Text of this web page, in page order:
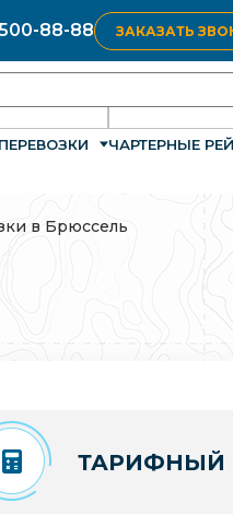
88-88 ЗАКАЗАТЬ
ЧАРТЕРНЫЕ
в Брюссель
ТАРИФНЫЙ